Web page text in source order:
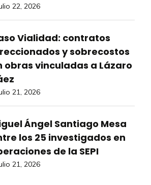
22, 2026
Vialidad: contratos
y sobrecostos
obras vinculadas a Lázaro
21, 2026
Ángel Santiago Mesa
los 25 investigados en
de la SEPI
21, 2026